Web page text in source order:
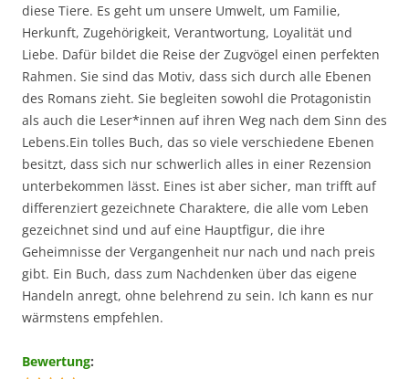
diese Tiere. Es geht um unsere Umwelt, um Familie,
Herkunft, Zugehörigkeit, Verantwortung, Loyalität und
Liebe. Dafür bildet die Reise der Zugvögel einen perfekten
Rahmen. Sie sind das Motiv, dass sich durch alle Ebenen
des Romans zieht. Sie begleiten sowohl die Protagonistin
als auch die Leser*innen auf ihren Weg nach dem Sinn des
Lebens.Ein tolles Buch, das so viele verschiedene Ebenen
besitzt, dass sich nur schwerlich alles in einer Rezension
unterbekommen lässt. Eines ist aber sicher, man trifft auf
differenziert gezeichnete Charaktere, die alle vom Leben
gezeichnet sind und auf eine Hauptfigur, die ihre
Geheimnisse der Vergangenheit nur nach und nach preis
gibt. Ein Buch, dass zum Nachdenken über das eigene
Handeln anregt, ohne belehrend zu sein. Ich kann es nur
wärmstens empfehlen.
Bewertung: